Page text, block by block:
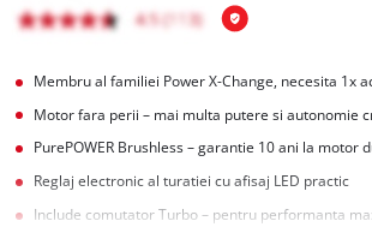
Membru al familiei Power X-Change, necesita 1x
Motor fara perii – mai multa putere si autonomie
PurePOWER Brushless – garantie 10 ani la motor
Reglaj electronic al turatiei cu afisaj LED practic
Include comutator Turbo – pentru performanta